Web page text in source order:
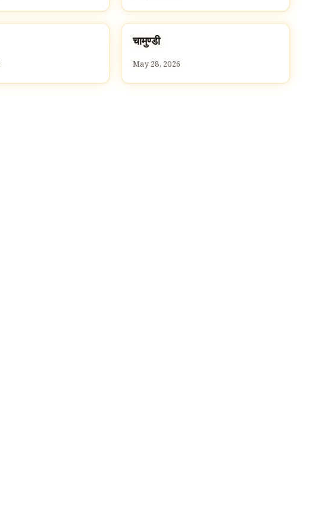
Cच
चामुण्डी
May 28, 2026